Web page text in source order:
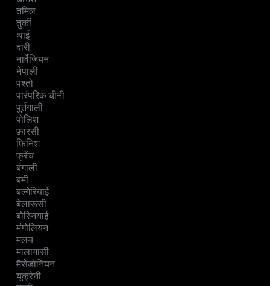
तमिल
तुर्की
थाई
दारी
नार्वेजियन
नेपाली
पश्तो
पारंपरिक चीनी
पुर्तगाली
पोलिश
फ़ारसी
फिनिश
फ्रेंच
बंगाली
बर्मी
बल्गेरियाई
बेलारूसी
बोस्नियाई
मंगोलियन
मलय
मालागासी
मैसेडोनियन
यूक्रेनी